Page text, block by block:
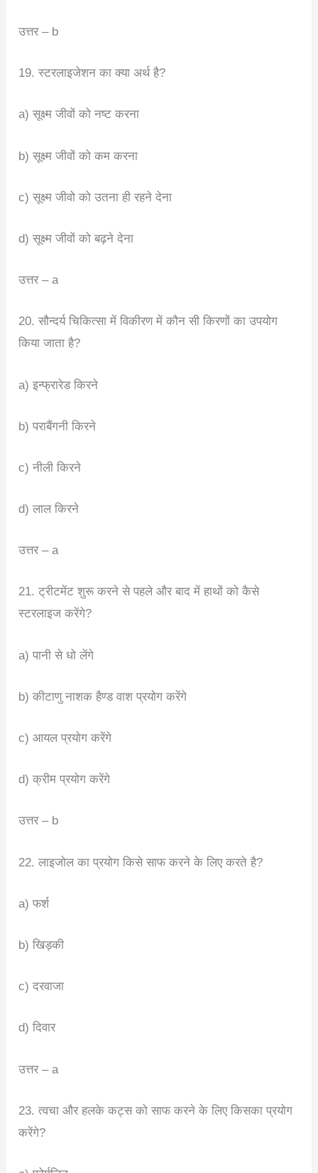
उत्तर – b
19. स्टरलाइजेशन का क्या अर्थ है?
a) सूक्ष्म जीवों को नष्ट करना
b) सूक्ष्म जीवों को कम करना
c) सूक्ष्म जीवो को उतना ही रहने देना
d) सूक्ष्म जीवों को बढ़ने देना
उत्तर – a
20. सौन्दर्य चिकित्सा में विकीरण में कौन सी किरणों का उपयोग
किया जाता है?
a) इन्फ्रारेड किरने
b) पराबैंगनी किरने
c) नीली किरने
d) लाल किरने
उत्तर – a
21. ट्रीटमेंट शुरू करने से पहले और बाद में हाथों को कैसे
स्टरलाइज करेंगे?
a) पानी से धो लेंगे
b) कीटाणु नाशक हैण्ड वाश प्रयोग करेंगे
c) आयल प्रयोग करेंगे
d) क्रीम प्रयोग करेंगे
उत्तर – b
22. लाइजोल का प्रयोग किसे साफ करने के लिए करते है?
a) फर्श
b) खिड़की
c) दरवाजा
d) दिवार
उत्तर – a
23. त्वचा और हलके कट्स को साफ करने के लिए किसका प्रयोग
करेंगे?